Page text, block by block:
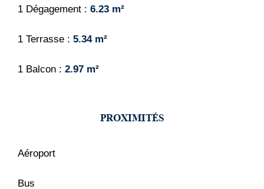
1 Dégagement 6.23 m²
1 Terrasse 5.34 m²
1 Balcon 2.97 m²
PROXIMITÉS
Aéroport
Bus